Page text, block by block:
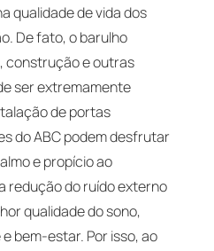
qualidade de vida dos
De fato, o barulho
construção e outras
ser extremamente
de portas
do ABC podem desfrutar
e propício ao
redução do ruído externo
qualidade do sono,
bem-estar. Por isso, ao